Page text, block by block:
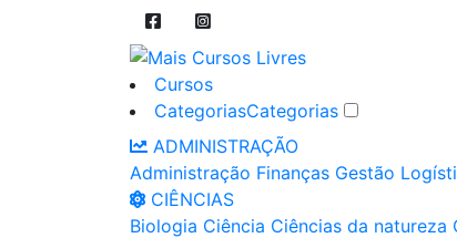
Cursos
CategoriasCategorias
ADMINISTRAÇÃO
Administração Finanças Gestão
CIÊNCIAS
Biologia Ciência Ciências da natureza